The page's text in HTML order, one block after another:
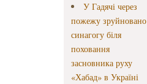
У Гадячі через
пожежу зруйновано
синагогу біля
поховання
засновника руху
«Хабад» в Україні